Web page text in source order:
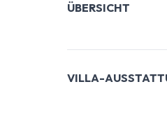
ÜBERSICHT
VILLA-